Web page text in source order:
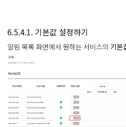
6.5.4.1. 기본값 설정하기
알림 목록 화면에서 원하는 서비스의 기본